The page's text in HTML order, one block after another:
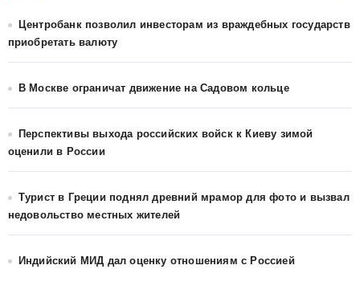
Центробанк позволил инвесторам из враждебных государств
приобретать валюту
В Москве ограничат движение на Садовом кольце
Перспективы выхода российских войск к Киеву зимой
оценили в России
Турист в Греции поднял древний мрамор для фото и вызвал
недовольство местных жителей
Индийский МИД дал оценку отношениям с Россией